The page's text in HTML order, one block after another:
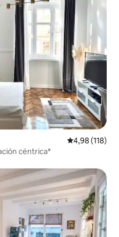
Calificación
4,98 (118)
céntrica*